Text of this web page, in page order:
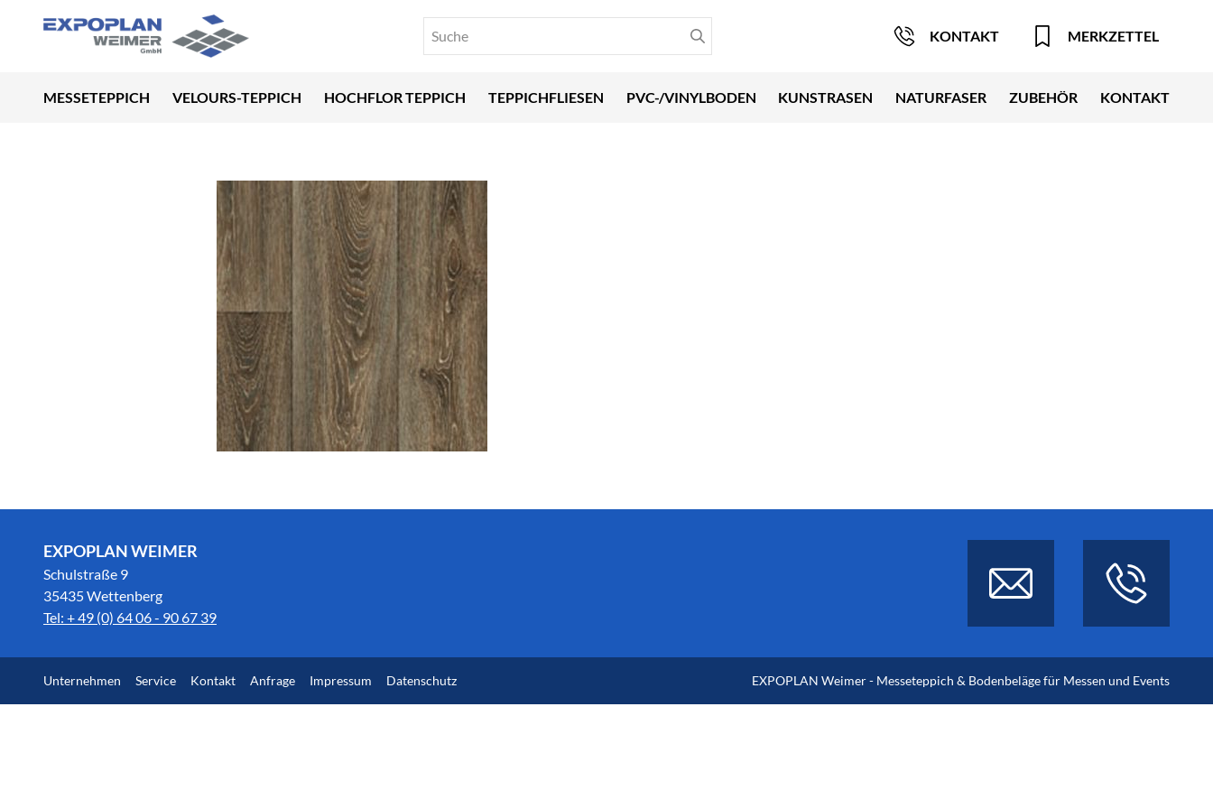
KONTAKT MERKZETTEL
MESSETEPPICH VELOURS-TEPPICH HOCHFLOR TEPPICH TEPPICHFLIESEN PVC-/VINYLBODEN KUNSTRASEN NATURFASER ZUBEHÖR KONTAKT
EXPOPLAN WEIMER
Schulstraße 9
35435 Wettenberg
Tel: + 49 (0) 64 06 - 90 67 39
Unternehmen Service Kontakt Anfrage Impressum Datenschutz EXPOPLAN Weimer - Messeteppich & Bodenbeläge für Messen und Events